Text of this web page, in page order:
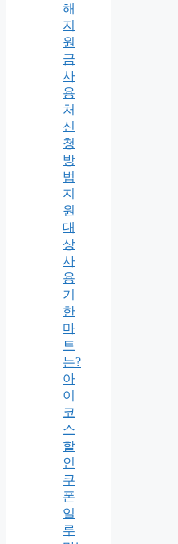
해
지
원
금
사
용
처
신
청
방
법
지
원
대
상
사
용
기
한
마
트
는?
아
이
코
스
할
인
쿠
폰
일
루